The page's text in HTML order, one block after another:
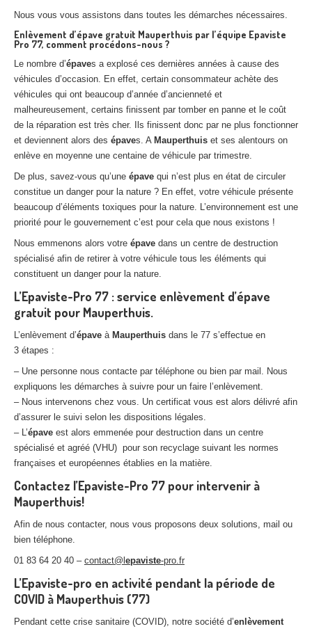
Nous vous vous assistons dans toutes les démarches nécessaires.
Enlèvement d’épave gratuit Mauperthuis par l’équipe Epaviste
Pro 77, comment procédons-nous ?
Le nombre d’épaves a explosé ces dernières années à cause des
véhicules d’occasion. En effet, certain consommateur achète des
véhicules qui ont beaucoup d’année d’ancienneté et
malheureusement, certains finissent par tomber en panne et le coût
de la réparation est très cher. Ils finissent donc par ne plus fonctionner
et deviennent alors des épaves. A Mauperthuis et ses alentours on
enlève en moyenne une centaine de véhicule par trimestre.
De plus, savez-vous qu’une épave qui n’est plus en état de circuler
constitue un danger pour la nature ? En effet, votre véhicule présente
beaucoup d’éléments toxiques pour la nature. L’environnement est une
priorité pour le gouvernement c’est pour cela que nous existons !
Nous emmenons alors votre épave dans un centre de destruction
spécialisé afin de retirer à votre véhicule tous les éléments qui
constituent un danger pour la nature.
L’Epaviste-Pro 77 : service enlèvement d’épave
gratuit pour Mauperthuis.
L’enlèvement d’épave à Mauperthuis dans le 77 s’effectue en
3 étapes :
– Une personne nous contacte par téléphone ou bien par mail. Nous
expliquons les démarches à suivre pour un faire l’enlèvement.
– Nous intervenons chez vous. Un certificat vous est alors délivré afin
d’assurer le suivi selon les dispositions légales.
– L’épave est alors emmenée pour destruction dans un centre
spécialisé et agréé (VHU) pour son recyclage suivant les normes
françaises et européennes établies en la matière.
Contactez l’Epaviste-Pro 77 pour intervenir à
Mauperthuis!
Afin de nous contacter, nous vous proposons deux solutions, mail ou
bien téléphone.
01 83 64 20 40 – contact@l epaviste-pro.fr
L’Epaviste-pro en activité pendant la période de
COVID à Mauperthuis (77)
Pendant cette crise sanitaire (COVID), notre société d’enlèvement